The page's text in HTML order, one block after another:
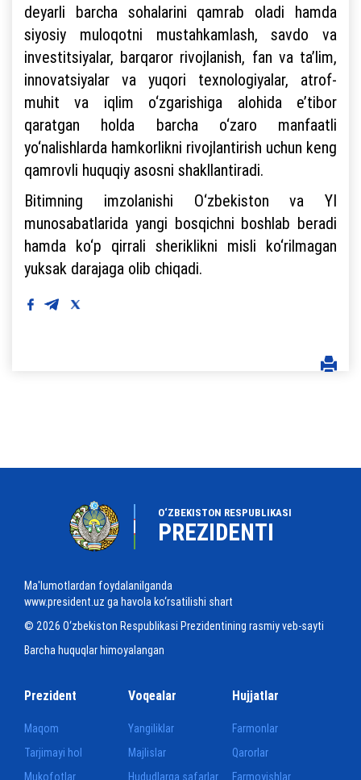
deyarli barcha sohalarini qamrab oladi hamda
siyosiy muloqotni mustahkamlash, savdo va
investitsiyalar, barqaror rivojlanish, fan va ta’lim,
innovatsiyalar va yuqori texnologiyalar, atrof-
muhit va iqlim o‘zgarishiga alohida e’tibor
qaratgan holda barcha o‘zaro manfaatli
yo‘nalishlarda hamkorlikni rivojlantirish uchun keng
qamrovli huquqiy asosni shakllantiradi.
Bitimning imzolanishi O‘zbekiston va YI
munosabatlarida yangi bosqichni boshlab beradi
hamda ko‘p qirrali sheriklikni misli ko‘rilmagan
yuksak darajaga olib chiqadi.
O‘ZBEKISTON RESPUBLIKASI
PREZIDENTI
Ma'lumotlardan foydalanilganda
www.president.uz ga havola ko‘rsatilishi shart
© 2026 O‘zbekiston Respublikasi Prezidentining rasmiy veb-sayti
Barcha huquqlar himoyalangan
Prezident
Maqom
Tarjimayi hol
Mukofotlar
Voqealar
Yangiliklar
Majlislar
Hududlarga safarlar
Hujjatlar
Farmonlar
Qarorlar
Farmoyishlar